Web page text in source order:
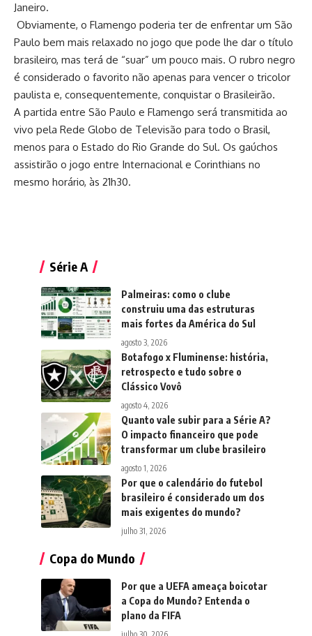
Janeiro.
Obviamente, o Flamengo poderia ter de enfrentar um São
Paulo bem mais relaxado no jogo que pode lhe dar o título
brasileiro, mas terá de “suar” um pouco mais. O rubro negro
é considerado o favorito não apenas para vencer o tricolor
paulista e, consequentemente, conquistar o Brasileirão.
A partida entre São Paulo e Flamengo será transmitida ao
vivo pela Rede Globo de Televisão para todo o Brasil,
menos para o Estado do Rio Grande do Sul. Os gaúchos
assistirão o jogo entre Internacional e Corinthians no
mesmo horário, às 21h30.
Série A
Palmeiras: como o clube
construiu uma das estruturas
mais fortes da América do Sul
agosto 3, 2026
Botafogo x Fluminense: história,
retrospecto e tudo sobre o
Clássico Vovô
agosto 4, 2026
Quanto vale subir para a Série A?
O impacto financeiro que pode
transformar um clube brasileiro
agosto 1, 2026
Por que o calendário do futebol
brasileiro é considerado um dos
mais exigentes do mundo?
julho 31, 2026
Copa do Mundo
Por que a UEFA ameaça boicotar
a Copa do Mundo? Entenda o
plano da FIFA